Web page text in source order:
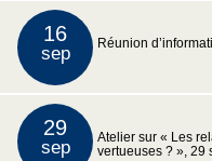
16
sep Réunion
29
sep
Atelier sur « Les
vertueuses ? », 29